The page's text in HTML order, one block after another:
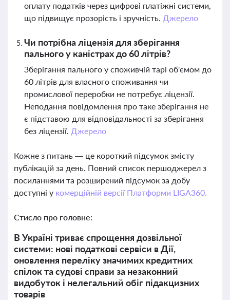
оплату податків через цифрові платіжні системи,
що підвищує прозорість і зручність. Джерело
Чи потрібна ліцензія для зберігання
пального у каністрах до 60 літрів?
Зберігання пального у споживчій тарі об'ємом до
60 літрів для власного споживання чи
промислової переробки не потребує ліцензії.
Неподання повідомлення про таке зберігання не
є підставою для відповідальності за зберігання
без ліцензії. Джерело
Кожне з питань — це короткий підсумок змісту
публікацій за день. Повний список першоджерел з
посиланнями та розширений підсумок за добу
доступні у комерційній версії Платформи LIGA360.
Стисло про головне:
В Україні триває спрощення дозвільної
системи: нові податкові сервіси в Дії,
оновлення переліку значимих кредитних
спілок та судові справи за незаконний
видобуток і нелегальний обіг підакцизних
товарів